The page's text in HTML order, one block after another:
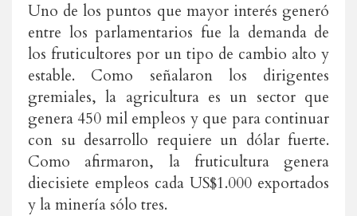
Uno de los puntos que mayor interés generó
entre los parlamentarios fue la demanda de
los fruticultores por un tipo de cambio alto y
estable. Como señalaron los dirigentes
gremiales, la agricultura es un sector que
genera 450 mil empleos y que para continuar
con su desarrollo requiere un dólar fuerte.
Como afirmaron, la fruticultura genera
diecisiete empleos cada US$1.000 exportados
y la minería sólo tres.